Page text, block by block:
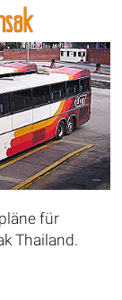
für
Thailand.